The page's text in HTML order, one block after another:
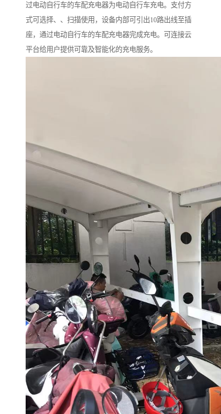
过电动自行车的车配充电器为电动自行车充电。支付方
式可选择、、扫描使用，设备内部可引出10路出线至插
座，通过电动自行车的车配充电器完成充电。可连接云
平台给用户提供可靠及智能化的充电服务。